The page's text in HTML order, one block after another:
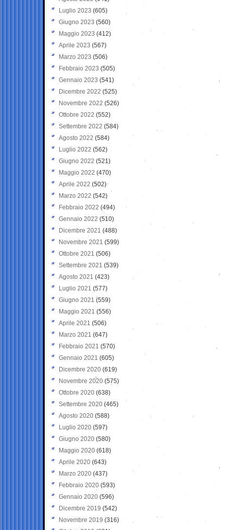
Luglio 2023 (605)
Giugno 2023 (560)
Maggio 2023 (412)
Aprile 2023 (567)
Marzo 2023 (506)
Febbraio 2023 (505)
Gennaio 2023 (541)
Dicembre 2022 (525)
Novembre 2022 (526)
Ottobre 2022 (552)
Settembre 2022 (584)
Agosto 2022 (584)
Luglio 2022 (562)
Giugno 2022 (521)
Maggio 2022 (470)
Aprile 2022 (502)
Marzo 2022 (542)
Febbraio 2022 (494)
Gennaio 2022 (510)
Dicembre 2021 (488)
Novembre 2021 (599)
Ottobre 2021 (506)
Settembre 2021 (539)
Agosto 2021 (423)
Luglio 2021 (577)
Giugno 2021(559)
Maggio 2021 (556)
Aprile 2021 (506)
Marzo 2021 (647)
Febbraio 2021 (570)
Gennaio 2021 (605)
Dicembre 2020 (619)
Novembre 2020 (575)
Ottobre 2020 (638)
Settembre 2020(465)
Agosto 2020 (588)
Luglio 2020 (597)
Giugno 2020 (580)
Maggio 2020 (618)
Aprile 2020 (643)
Marzo 2020 (437)
Febbraio 2020 (593)
Gennaio 2020 (596)
Dicembre 2019 (542)
Novembre 2019 (316)